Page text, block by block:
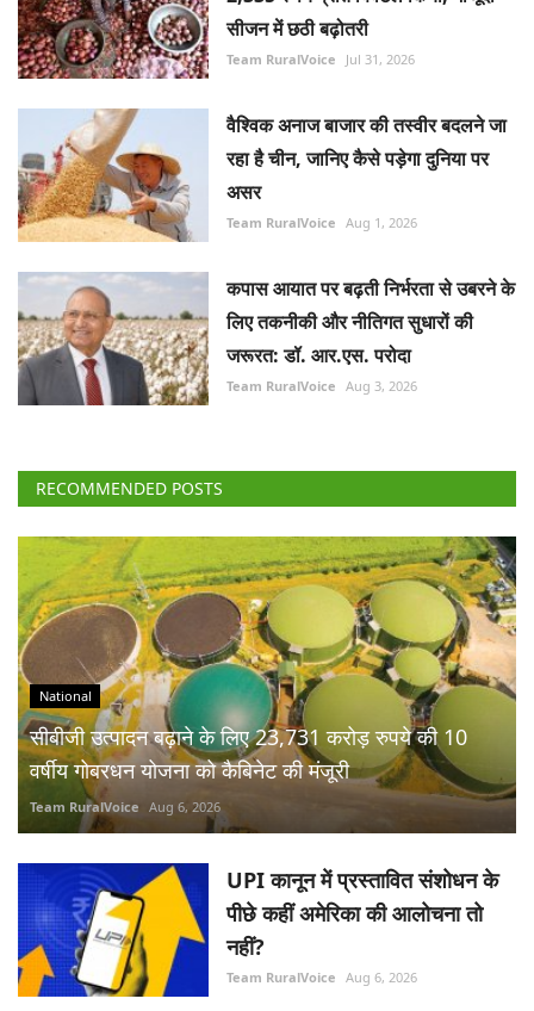
सीजन में छठी बढ़ोतरी
Team RuralVoice Jul 31, 2026
वैश्विक अनाज बाजार की तस्वीर बदलने जा
रहा है चीन, जानिए कैसे पड़ेगा दुनिया पर
असर
Team RuralVoice Aug 1, 2026
कपास आयात पर बढ़ती निर्भरता से उबरने के
लिए तकनीकी और नीतिगत सुधारों की
जरूरत: डॉ. आर.एस. परोदा
Team RuralVoice Aug 3, 2026
RECOMMENDED POSTS
National
सीबीजी उत्पादन बढ़ाने के लिए 23,731 करोड़ रुपये की 10
वर्षीय गोबरधन योजना को कैबिनेट की मंजूरी
Team RuralVoice Aug 6, 2026
UPI कानून में प्रस्तावित संशोधन के
पीछे कहीं अमेरिका की आलोचना तो
नहीं?
Team RuralVoice Aug 6, 2026